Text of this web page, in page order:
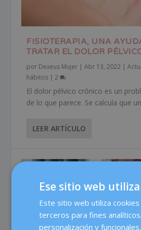
FISIOTERAPIA, UNA
TRATAR EL DOLOR
por Dexeus Mujer |Abr 13, 2022 |
hábitos |2
El dolor pélvico crónico es un
de lo que parece. Se calcula que
LEER ARTÍCULO
Ese sitio web
Este sitio web utiliza
terceros para fines
personalización y